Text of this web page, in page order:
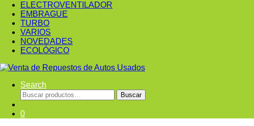
ELECTROVENTILADOR
EMBRAGUE
TURBO
VARIOS
NOVEDADES
ECOLÓGICO
Search
Buscar
por:
Buscar
0